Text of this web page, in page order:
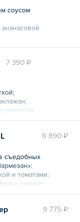
соусом
и молодой
ананасом и
7 390 ₽
азиатски;
6 890 ₽
съедобных
и томатами;
и цукини;
«Капрезе»;
9 775 ₽